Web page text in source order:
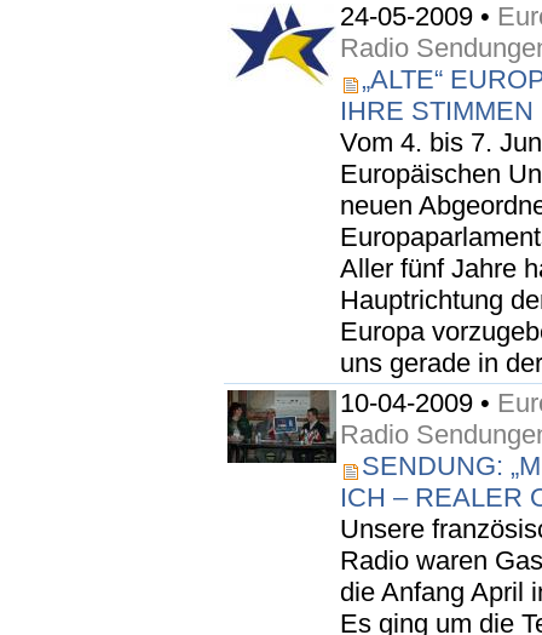
24-05-2009 •
Radio
„ALTE“
IHRE
Vom 4. bis 7.
Europäischen
neuen
Aller fünf Jahre
Hauptrichtung
Europa
uns gerade in
10-04-2009 •
Radio
SENDUNG:
ICH – REALER
Unsere
Radio waren
die Anfang April
Es ging um die